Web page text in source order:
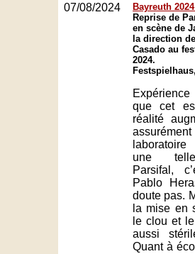
07/08/2024
Bayreuth
Reprise de
en scène de
la direction
Casado au
2024.
que cet
réalité
une
Parsifal,
Pablo
doute pas.
la mise en
le clou et
aussi
Quant à